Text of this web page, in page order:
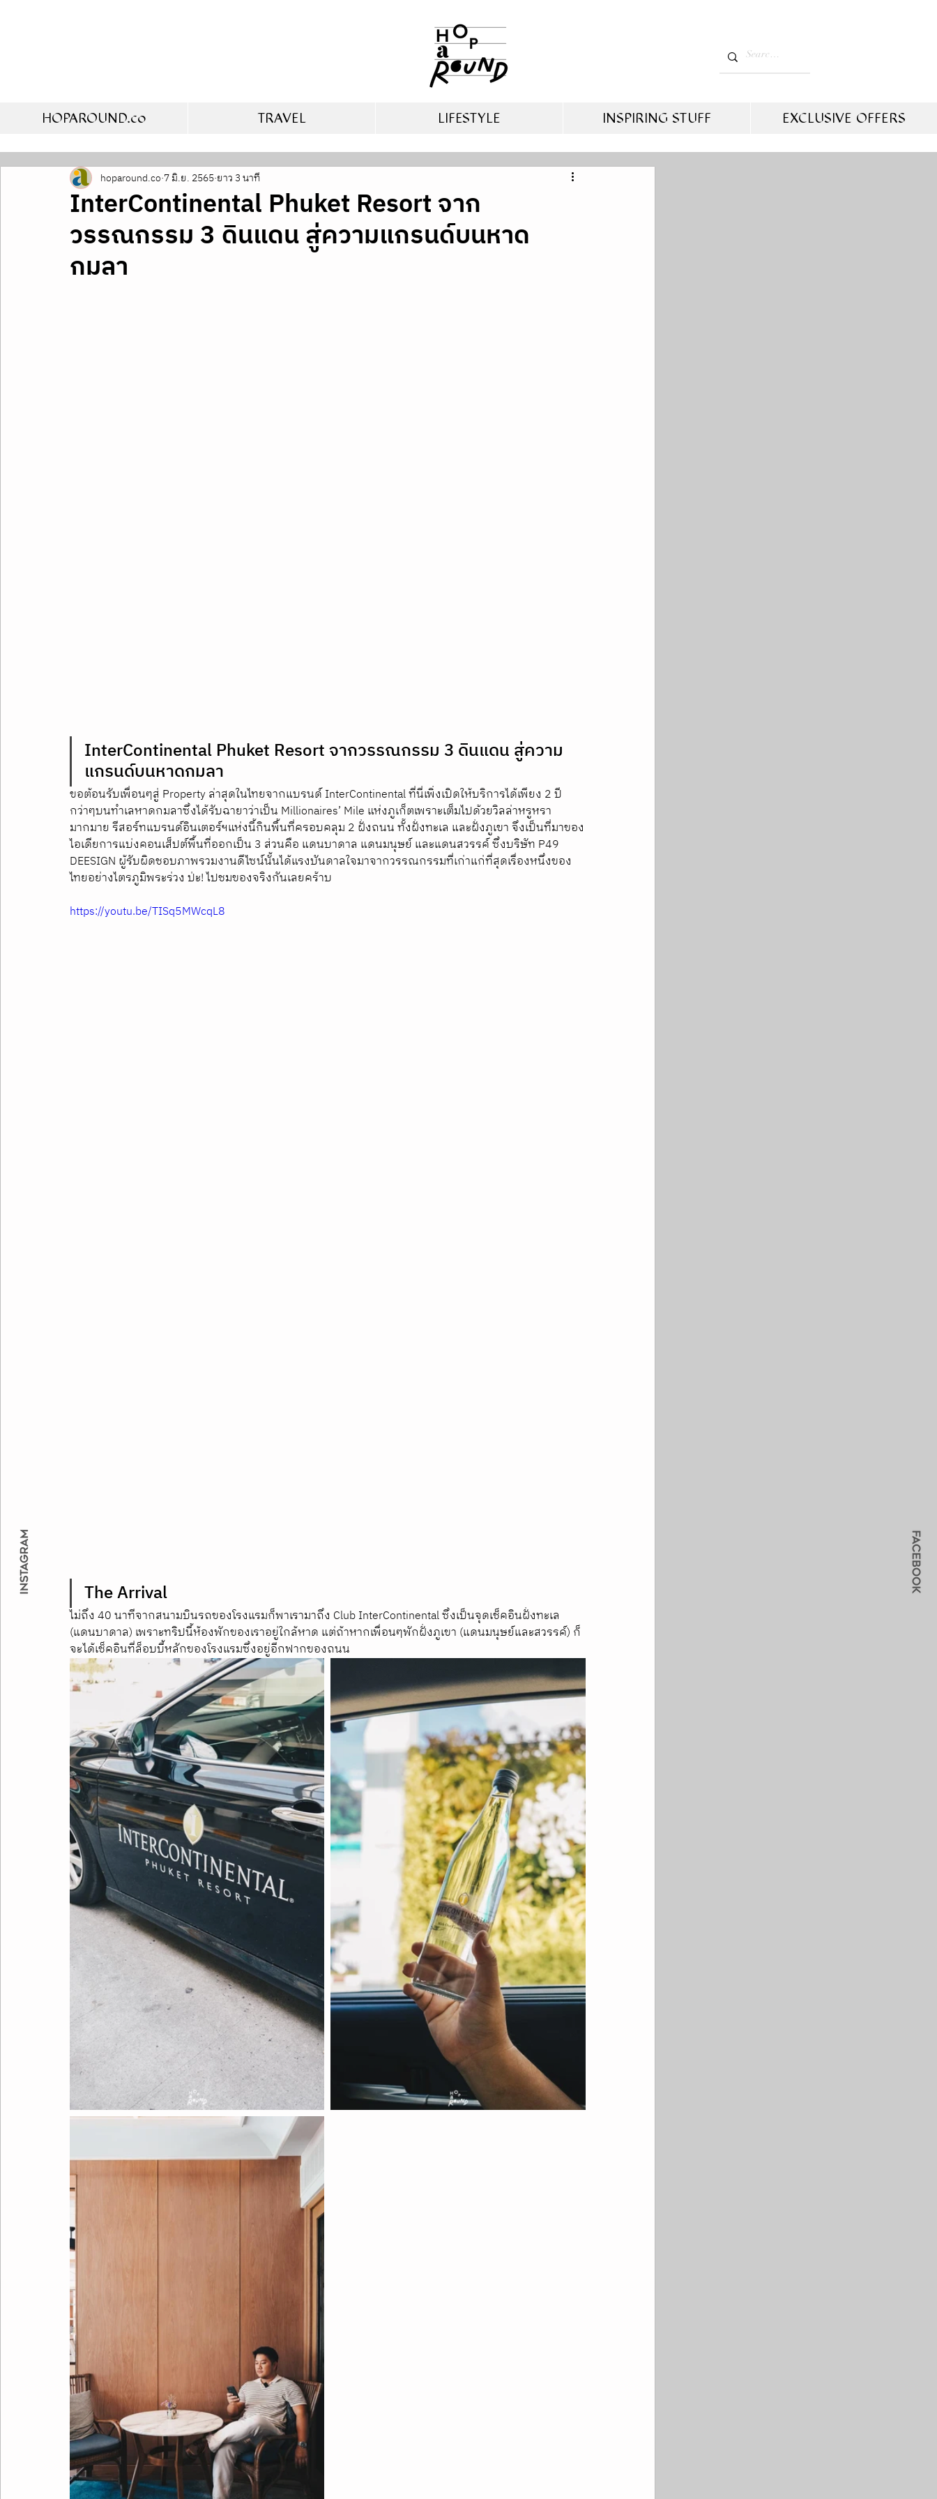
HOPAROUND.co TRAVEL LIFESTYLE INSPIRING STUFF EXCLUSIVE OFFERS
InterContinental Phuket Resort จาก
วรรณกรรม 3 ดินแดน สู่ความแกรนด์บนหาด
กมลา
hoparound.co 7 มิ.ย. 2565 ยาว 3 นาที
InterContinental Phuket Resort จากวรรณกรรม 3 ดินแดน สู่ความ
แกรนด์บนหาดกมลา
ขอต้อนรับเพื่อนๆสู่ Property ล่าสุดในไทยจากแบรนด์ InterContinental ที่นี่เพิ่งเปิดให้บริการได้เพียง 2 ปี
กว่าๆบนทำเลหาดกมลาซึ่งได้รับฉายาว่าเป็น Millionaires’ Mile แห่งภูเก็ตเพราะเต็มไปด้วยวิลล่าหรูหรา
มากมาย รีสอร์ทแบรนด์อินเตอร์ฯแห่งนี้กินพื้นที่ครอบคลุม 2 ฝั่งถนน ทั้งฝั่งทะเล และฝั่งภูเขา จึงเป็นที่มาของ
ไอเดียการแบ่งคอนเส็ปต์พื้นที่ออกเป็น 3 ส่วนคือ แดนบาดาล แดนมนุษย์ และแดนสวรรค์ ซึ่งบริษัท P49
DEESIGN ผู้รับผิดชอบภาพรวมงานดีไซน์นั้นได้แรงบันดาลใจมาจากวรรณกรรมที่เก่าแก่ที่สุดเรื่องหนึ่งของ
ไทยอย่างไตรภูมิพระร่วง ป่ะ! ไปชมของจริงกันเลยคร้าบ
https://youtu.be/TISq5MWcqL8
The Arrival
ไม่ถึง 40 นาทีจากสนามบินรถของโรงแรมก็พาเรามาถึง Club InterContinental ซึ่งเป็นจุดเช็คอินฝั่งทะเล
(แดนบาดาล) เพราะทริปนี้ห้องพักของเราอยู่ใกล้หาด แต่ถ้าหากเพื่อนๆพักฝั่งภูเขา (แดนมนุษย์และสวรรค์) ก็
จะได้เช็คอินที่ล็อบบี้หลักของโรงแรมซึ่งอยู่อีกฟากของถนน